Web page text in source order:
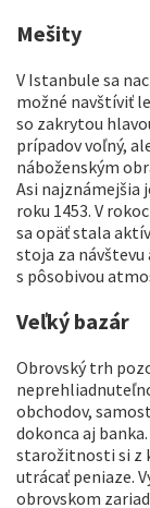
Mešity
V Istanbule sa
možné navštíviť
so zakrytou
prípadov voľný,
náboženským
Asi najznámejšia
roku 1453. V
sa opäť stala
stoja za návštevu
s pôsobivou
Veľký bazár
Obrovský trh
obchodov,
dokonca aj
starožitnosti si z
utrácať peniaze.
obrovskom